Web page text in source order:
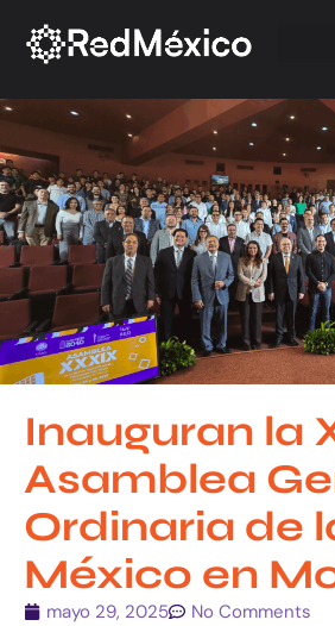
Inauguran la
Asamblea
Ordinaria de
México en
mayo 29, 2025 No Comments